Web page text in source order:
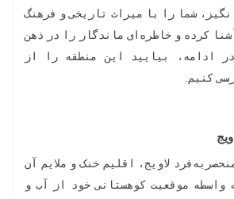
شما را با میراث تاریخی و فرهنگ
کرده و خاطره‌ای ماندگار را در ذهن
ادامه، بیایید این منطقه را از
کنیم.
لاویج، اقلیم خنک و ملایم آن
واسطه موقعیت کوهستانی خود از آب و